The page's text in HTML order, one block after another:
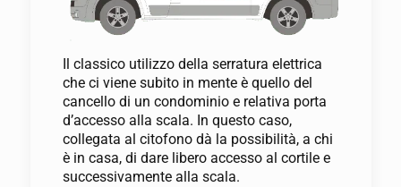
Il classico utilizzo della serratura elettrica
che ci viene subito in mente è quello del
cancello di un condominio e relativa porta
d’accesso alla scala. In questo caso,
collegata al citofono dà la possibilità, a chi
è in casa, di dare libero accesso al cortile e
successivamente alla scala.